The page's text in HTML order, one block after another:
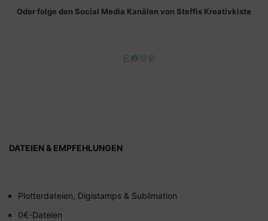
Oder folge den Social Media Kanälen von Steffis Kreativkiste
EtsyFacebook
Instagram
DATEIEN & EMPFEHLUNGEN
Plotterdateien, Digistamps & Sublimation
0€-Dateien